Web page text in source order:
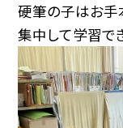
硬筆の子はお手
集中して学習で